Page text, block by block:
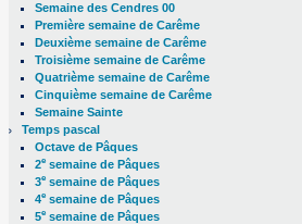
Semaine des Cendres 00
Première semaine de Carême
Deuxième semaine de Carême
Troisième semaine de Carême
Quatrième semaine de Carême
Cinquième semaine de Carême
Semaine Sainte
Temps pascal
Octave de Pâques
2esemaine de Pâques
3esemaine de Pâques
4esemaine de Pâques
5esemaine de Pâques